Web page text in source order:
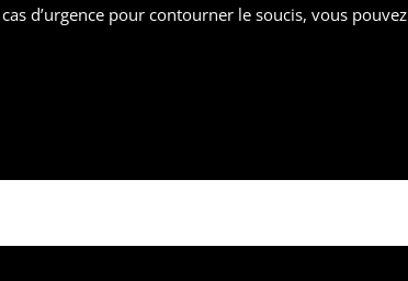
d’urgence pour contourner le soucis, vous pouvez